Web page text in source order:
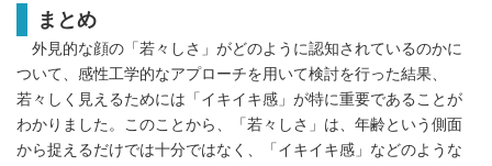
まとめ
外見的な顔の「若々しさ」がどのように認知されているのかに
ついて、感性工学的なアプローチを用いて検討を行った結果、
若々しく見えるためには「イキイキ感」が特に重要であることが
わかりました。このことから、「若々しさ」は、年齢という側面
から捉えるだけでは十分ではなく、「イキイキ感」などのような